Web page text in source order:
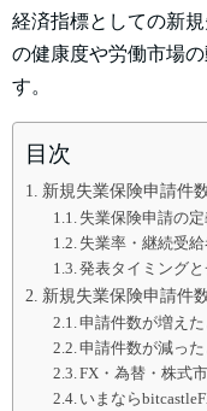
経済指標としての新
の健康度や労働市場
す。
目次
新規失業保険申請件
失業保険申請の
失業率・継続受
発表タイミング
新規失業保険申請件
申請件数が増え
申請件数が減っ
FX・為替・株式
いまなら